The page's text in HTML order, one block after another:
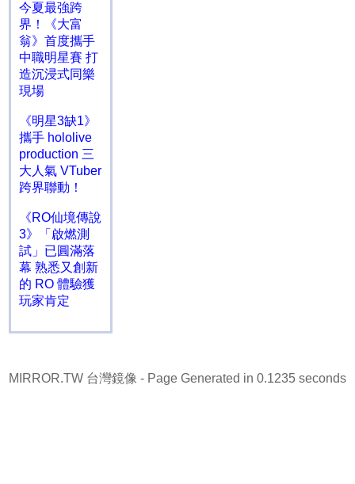
今夏最強跨
界！《大富
翁》首度攜手
中職明星賽 打
造沉浸式同樂
現場
《明星3缺1》
攜手 hololive
production 三
大人氣 VTuber
跨界聯動！
《RO仙境傳說
3》「啟燃測
試」已圓滿落
幕 熟悉又創新
的 RO 體驗獲
玩家肯定
MIRROR.TW 台灣鏡像 - Page Generated in 0.1235 seconds